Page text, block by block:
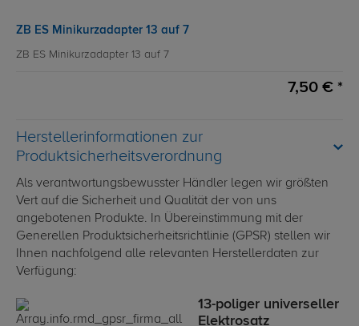
ZB ES Minikurzadapter 13 auf 7
ZB ES Minikurzadapter 13 auf 7
7,50 € *
Herstellerinformationen zur
Produktsicherheitsverordnung
Als verantwortungsbewusster Händler legen wir größten
Vert auf die Sicherheit und Qualität der von uns
angebotenen Produkte. In Übereinstimmung mit der
Generellen Produktsicherheitsrichtlinie (GPSR) stellen wir
Ihnen nachfolgend alle relevanten Herstellerdaten zur
Verfügung:
13-poliger universeller
Elektrosatz